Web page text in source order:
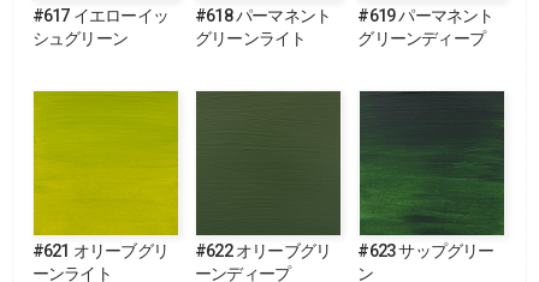
#617 イエローイッ
シュグリーン
#618 パーマネント
グリーンライト
#619 パーマネント
グリーンディープ
#621 オリーブグリ
ーンライト
#622 オリーブグリ
ーンディープ
#623 サップグリー
ン